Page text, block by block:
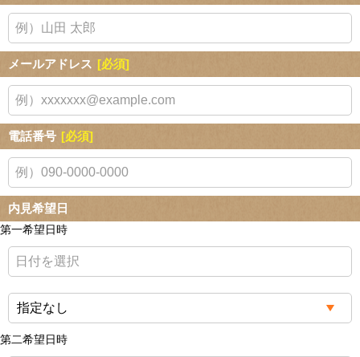
メールアドレス [必須]
電話番号 [必須]
内見希望日
第一希望日時
第二希望日時